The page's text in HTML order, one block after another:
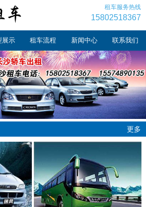
租车服务热线
15802518367
展示 租车流程 新闻中心 联系我们
更多